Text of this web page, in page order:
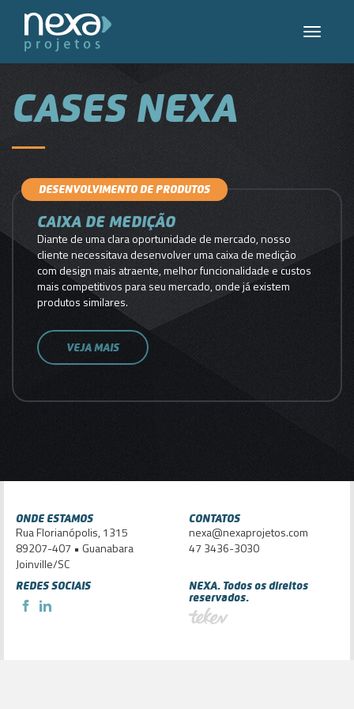
Toggle
CASES NEXA
DESENVOLVIMENTO DE PRODUTOS
CAIXA DE MEDIÇÃO
Diante de uma clara oportunidade de mercado, nosso
cliente necessitava desenvolver uma caixa de medição
com design mais atraente, melhor funcionalidade e custos
mais competitivos para seu mercado, onde já existem
produtos similares.
VEJA MAIS
ONDE ESTAMOS
Rua Florianópolis, 1315
89207-407 • Guanabara
Joinville/SC
CONTATOS
nexa@nexaprojetos.com
47 3436-3030
REDES SOCIAIS
NEXA. Todos os direitos
reservados.